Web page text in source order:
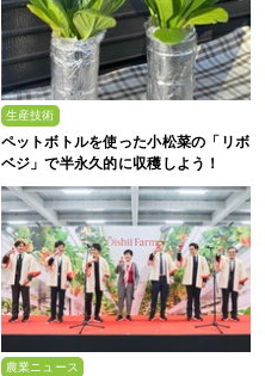
生産技術
ペットボトルを使った小松菜の「リボ
ベジ」で半永久的に収穫しよう！
農業ニュース